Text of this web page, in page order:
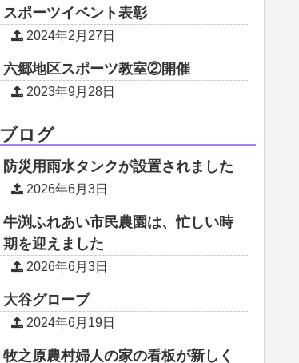
スポーツイベント表彰
2024年2月27日
六郷地区スポーツ教室②開催
2023年9月28日
ブログ
防災用雨水タンクが設置されました
2026年6月3日
牛渕ふれあい市民農園は、忙しい時
期を迎えました
2026年6月3日
大谷グローブ
2024年6月19日
牧之原農村婦人の家の看板が新しく